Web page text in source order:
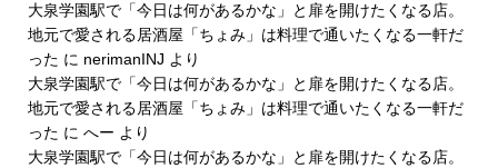
大泉学園駅で「今日は何があるかな」と扉を開けたくなる店。
地元で愛される居酒屋「ちょみ」は料理で通いたくなる一軒だ
った に nerimanINJ より
大泉学園駅で「今日は何があるかな」と扉を開けたくなる店。
地元で愛される居酒屋「ちょみ」は料理で通いたくなる一軒だ
った に へー より
大泉学園駅で「今日は何があるかな」と扉を開けたくなる店。